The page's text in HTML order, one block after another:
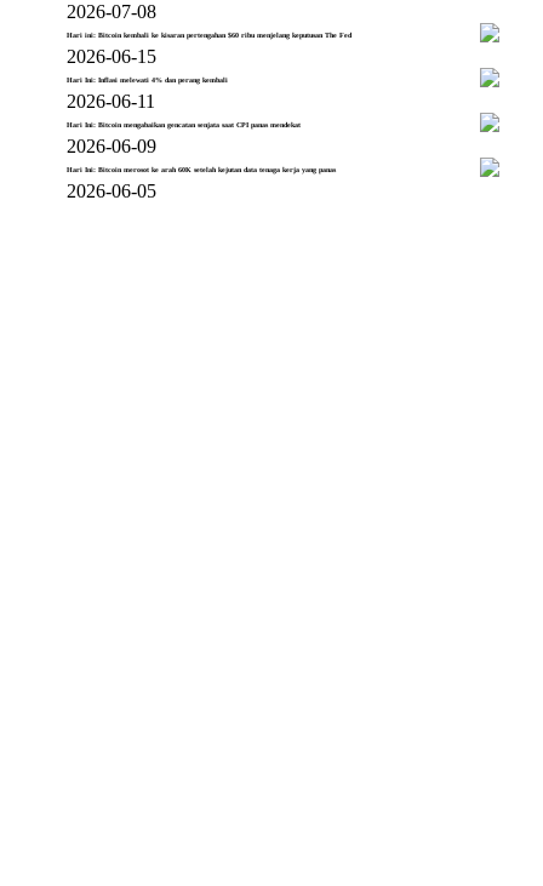
2026-07-08
Hari ini: Bitcoin kembali ke kisaran pertengahan $60 ribu menjelang keputusan The Fed
2026-06-15
Hari Ini: Inflasi melewati 4% dan perang kembali
2026-06-11
Hari Ini: Bitcoin mengabaikan gencatan senjata saat CPI panas mendekat
2026-06-09
Hari Ini: Bitcoin merosot ke arah 60K setelah kejutan data tenaga kerja yang panas
2026-06-05